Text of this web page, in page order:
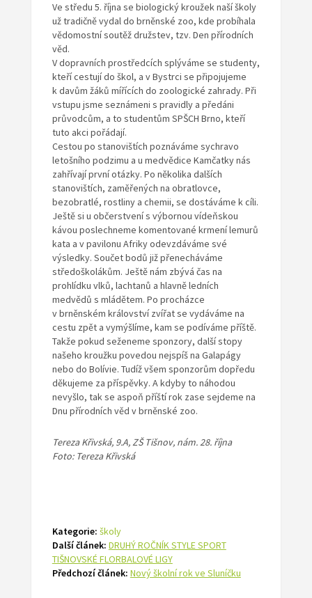
Ve středu 5. října se biologický kroužek naší školy
už tradičně vydal do brněnské zoo, kde probíhala
vědomostní soutěž družstev, tzv. Den přírodních
věd.
V dopravních prostředcích splýváme se studenty,
kteří cestují do škol, a v Bystrci se připojujeme
k davům žáků mířících do zoologické zahrady. Při
vstupu jsme seznámeni s pravidly a předáni
průvodcům, a to studentům SPŠCH Brno, kteří
tuto akci pořádají.
Cestou po stanovištích poznáváme sychravo
letošního podzimu a u medvědice Kamčatky nás
zahřívají první otázky. Po několika dalších
stanovištích, zaměřených na obratlovce,
bezobratlé, rostliny a chemii, se dostáváme k cíli.
Ještě si u občerstvení s výbornou vídeňskou
kávou poslechneme komentované krmení lemurů
kata a v pavilonu Afriky odevzdáváme své
výsledky. Součet bodů již přenecháváme
středoškolákům. Ještě nám zbývá čas na
prohlídku vlků, lachtanů a hlavně ledních
medvědů s mládětem. Po procházce
v brněnském království zvířat se vydáváme na
cestu zpět a vymýšlíme, kam se podíváme příště.
Takže pokud seženeme sponzory, další stopy
našeho kroužku povedou nejspíš na Galapágy
nebo do Bolívie. Tudíž všem sponzorům dopředu
děkujeme za příspěvky. A kdyby to náhodou
nevyšlo, tak se aspoň příští rok zase sejdeme na
Dnu přírodních věd v brněnské zoo.
Tereza Křivská, 9.A, ZŠ Tišnov, nám. 28. října
Foto: Tereza Křivská
Kategorie: školy
Další článek: DRUHÝ ROČNÍK STYLE SPORT
TIŠNOVSKÉ FLORBALOVÉ LIGY
Předchozí článek: Nový školní rok ve Sluníčku